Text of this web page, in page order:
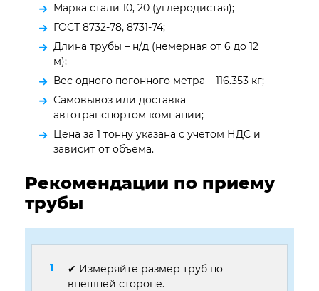
Марка стали 10, 20 (углеродистая);
ГОСТ 8732-78, 8731-74;
Длина трубы – н/д (немерная от 6 до 12
м);
Вес одного погонного метра – 116.353 кг;
Самовывоз или доставка
автотранспортом компании;
Цена за 1 тонну указана с учетом НДС и
зависит от объема.
Рекомендации по приему
трубы
✔ Измеряйте размер труб по
внешней стороне.